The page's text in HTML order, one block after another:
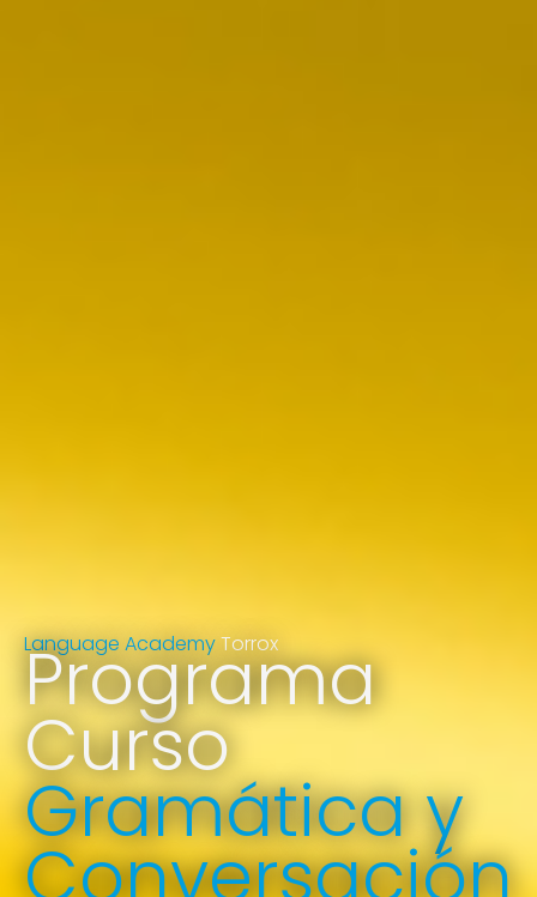
Language AcademyTorrox
Programa
Curso
Gramática y
Conversación